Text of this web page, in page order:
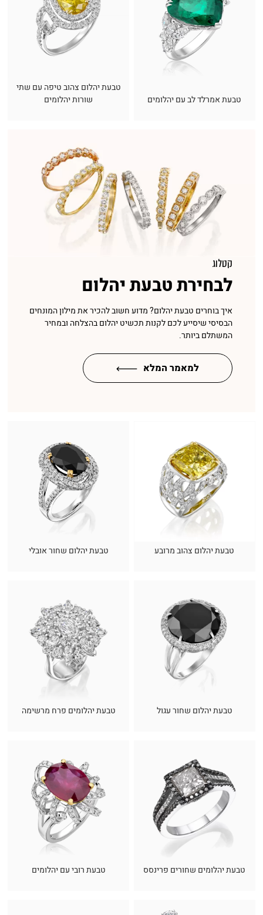
טבעת אמרלד לב עם יהלומים
טבעת יהלום צהוב טיפה עם שתי
שורות יהלומים
קטלוג
לבחירת טבעת יהלום
איך בוחרים טבעת יהלום? מדוע חשוב להכיר את מילון המונחים
הבסיסי שיסייע לכם לקנות תכשיט יהלום בהצלחה ובמחיר
המשתלם ביותר.
למאמר המלא
טבעת יהלום צהוב מרובע טבעת יהלום שחור אובלי
טבעת יהלום שחור עגול טבעת יהלומים פרח מרשימה
טבעת יהלומים שחורים פרינסס טבעת רובי עם יהלומים